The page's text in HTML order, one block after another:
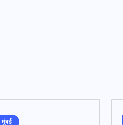
मुंबई